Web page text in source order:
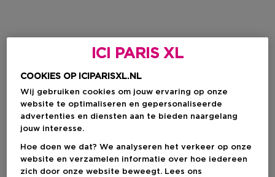
ICI PARIS XL
COOKIES OP ICIPARISXL.NL
Wij gebruiken cookies om jouw ervaring op onze
website te optimaliseren en gepersonaliseerde
advertenties en diensten aan te bieden naargelang
jouw interesse.
Hoe doen we dat? We analyseren het verkeer op onze
website en verzamelen informatie over hoe iedereen
zich door onze website beweegt. Lees ons